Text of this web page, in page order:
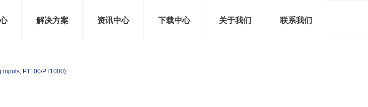
解决方案 资讯中心 下载中心 关于我们 联系我们
inputs, PT100/PT1000)